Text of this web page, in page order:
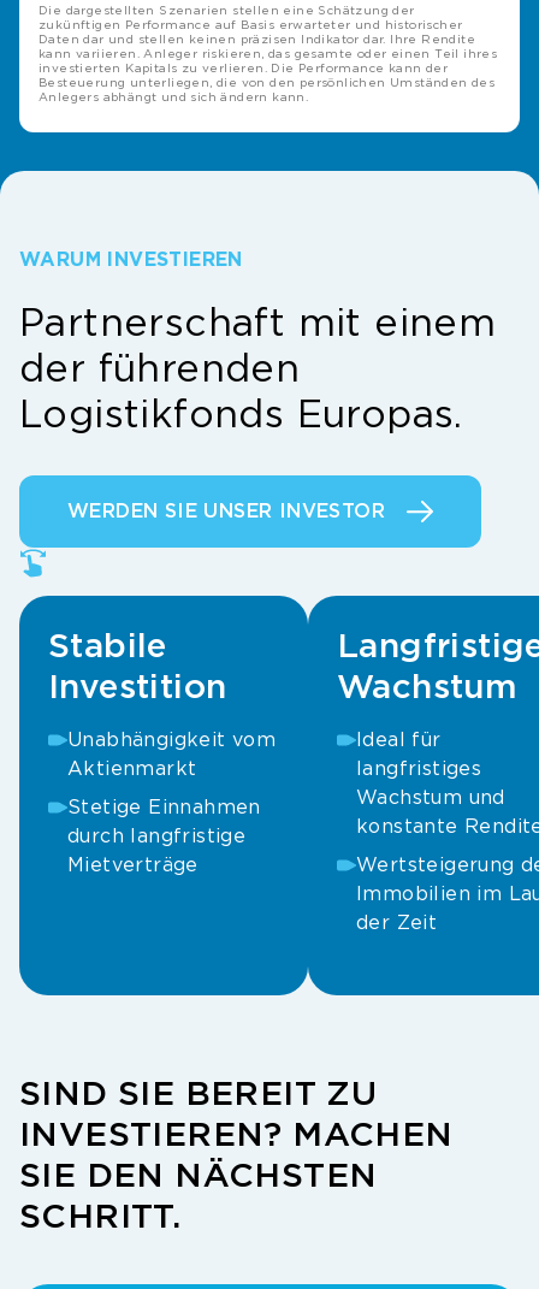
Die dargestellten Szenarien stellen eine Schätzung der
zukünftigen Performance auf Basis erwarteter und historischer
Daten dar und stellen keinen präzisen Indikator dar. Ihre Rendite
kann variieren. Anleger riskieren, das gesamte oder einen Teil ihres
investierten Kapitals zu verlieren. Die Performance kann der
Besteuerung unterliegen, die von den persönlichen Umständen des
Anlegers abhängt und sich ändern kann.
WARUM INVESTIEREN
Partnerschaft mit einem
der führenden
Logistikfonds Europas.
WERDEN SIE UNSER INVESTOR
Stabile
Investition
Unabhängigkeit vom
Aktienmarkt
Stetige Einnahmen
durch langfristige
Mietverträge
Wachstum
Ideal für
langfristiges
Wachstum und
konstante
Wertsteigerung
Immobilien im
der Zeit
SIND SIE BEREIT ZU
INVESTIEREN? MACHEN
SIE DEN NÄCHSTEN
SCHRITT.